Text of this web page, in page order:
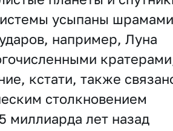
усыпаны шрамами
например, Луна
кстати, также
столкновением
миллиарда лет назад